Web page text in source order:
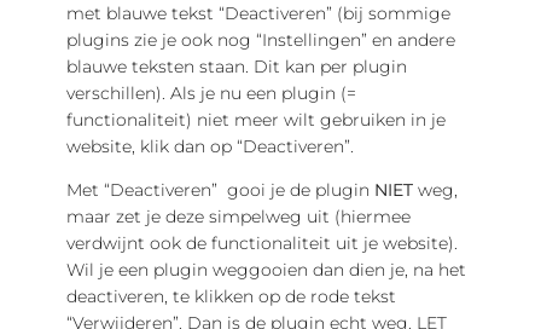
met blauwe tekst “Deactiveren” (bij sommige
plugins zie je ook nog “Instellingen” en andere
blauwe teksten staan. Dit kan per plugin
verschillen). Als je nu een plugin (=
functionaliteit) niet meer wilt gebruiken in je
website, klik dan op “Deactiveren”.
Met “Deactiveren” gooi je de plugin NIETweg,
maar zet je deze simpelweg uit (hiermee
verdwijnt ook de functionaliteit uit je website).
Wil je een plugin weggooien dan dien je, na het
deactiveren, te klikken op de rode tekst
“Verwijderen”. Dan is de plugin echt weg. LET